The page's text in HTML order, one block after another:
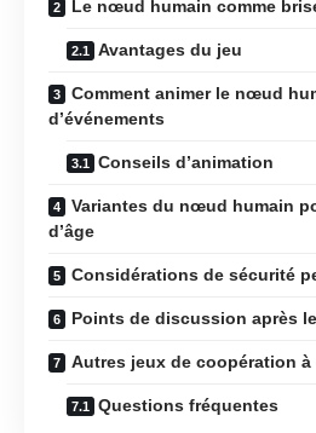
Le nœud humain comme
Avantages du jeu
Comment animer le nœud
d’événements
Conseils d’animation
Variantes du nœud humain
d’âge
Considérations de sécurité
Points de discussion après
Autres jeux de coopération à
Questions fréquentes